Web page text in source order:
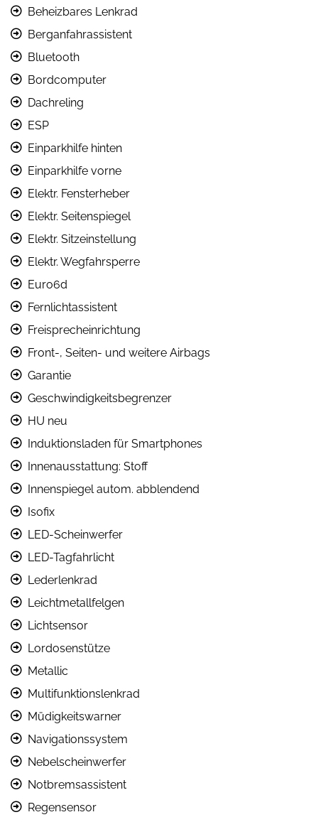
Beheizbares Lenkrad
Berganfahrassistent
Bluetooth
Bordcomputer
Dachreling
ESP
Einparkhilfe hinten
Einparkhilfe vorne
Elektr. Fensterheber
Elektr. Seitenspiegel
Elektr. Sitzeinstellung
Elektr. Wegfahrsperre
Euro6d
Fernlichtassistent
Freisprecheinrichtung
Front-, Seiten- und weitere Airbags
Garantie
Geschwindigkeitsbegrenzer
HU neu
Induktionsladen für Smartphones
Innenausstattung: Stoff
Innenspiegel autom. abblendend
Isofix
LED-Scheinwerfer
LED-Tagfahrlicht
Lederlenkrad
Leichtmetallfelgen
Lichtsensor
Lordosenstütze
Metallic
Multifunktionslenkrad
Müdigkeitswarner
Navigationssystem
Nebelscheinwerfer
Notbremsassistent
Regensensor